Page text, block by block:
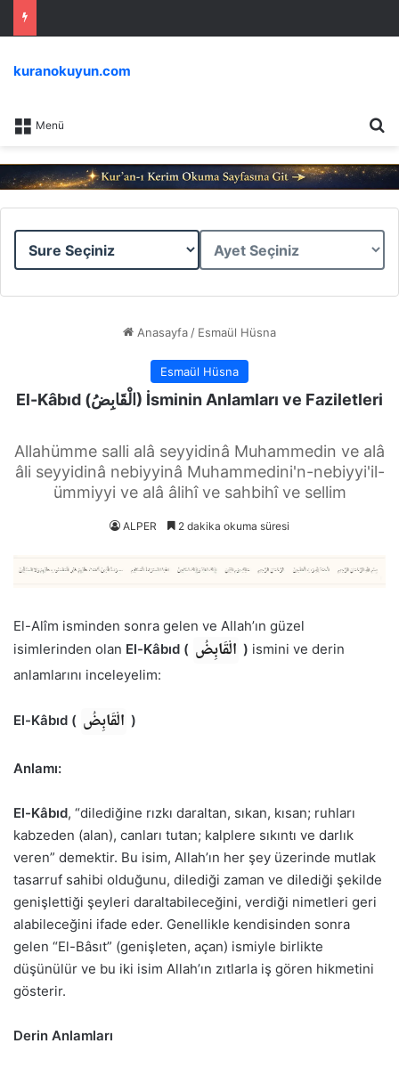
Menü
kuranokuyun.com
Sure
Ayet
Anasayfa / Esmaül Hüsna
Esmaül Hüsna
El-Kâbıd (الْقَابِضُ) İsminin Anlamları ve Faziletleri
Allahümme salli alâ seyyidinâ Muhammedin ve alâ
âli seyyidinâ nebiyyinâ Muhammedini'n-nebiyyi'il-
ümmiyyi ve alâ âlihî ve sahbihî ve sellim
ALPER 2 dakika okuma süresi
El-Alîm isminden sonra gelen ve Allah’ın güzel
isimlerinden olan El-Kâbıd ( الْقَابِضُ ) ismini ve derin
anlamlarını inceleyelim:
El-Kâbıd ( الْقَابِضُ )
Anlamı:
El-Kâbıd, “dilediğine rızkı daraltan, sıkan, kısan; ruhları
kabzeden (alan), canları tutan; kalplere sıkıntı ve darlık
veren” demektir. Bu isim, Allah’ın her şey üzerinde mutlak
tasarruf sahibi olduğunu, dilediği zaman ve dilediği şekilde
genişlettiği şeyleri daraltabileceğini, verdiği nimetleri geri
alabileceğini ifade eder. Genellikle kendisinden sonra
gelen “El-Bâsıt” (genişleten, açan) ismiyle birlikte
düşünülür ve bu iki isim Allah’ın zıtlarla iş gören hikmetini
gösterir.
Derin Anlamları